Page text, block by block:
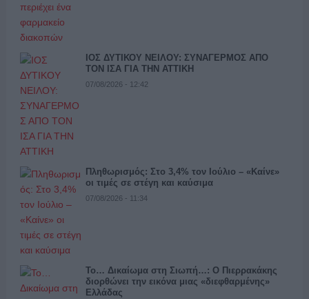
ΙΟΣ ΔΥΤΙΚΟΥ ΝΕΙΛΟΥ: ΣΥΝΑΓΕΡΜΟΣ ΑΠΟ
ΤΟΝ ΙΣΑ ΓΙΑ ΤΗΝ ΑΤΤΙΚΗ
07/08/2026 - 12:42
Πληθωρισμός: Στο 3,4% τον Ιούλιο – «Καίνε»
οι τιμές σε στέγη και καύσιμα
07/08/2026 - 11:34
Το… Δικαίωμα στη Σιωπή…: Ο Πιερρακάκης
διορθώνει την εικόνα μιας «διεφθαρμένης»
Ελλάδας